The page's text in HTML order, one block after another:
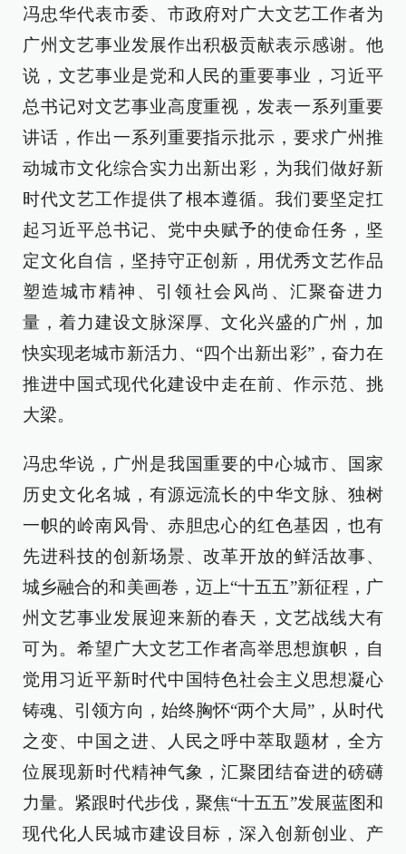
冯忠华代表市委、市政府对广大文艺工作者为
广州文艺事业发展作出积极贡献表示感谢。他
说，文艺事业是党和人民的重要事业，习近平
总书记对文艺事业高度重视，发表一系列重要
讲话，作出一系列重要指示批示，要求广州推
动城市文化综合实力出新出彩，为我们做好新
时代文艺工作提供了根本遵循。我们要坚定扛
起习近平总书记、党中央赋予的使命任务，坚
定文化自信，坚持守正创新，用优秀文艺作品
塑造城市精神、引领社会风尚、汇聚奋进力
量，着力建设文脉深厚、文化兴盛的广州，加
快实现老城市新活力、“四个出新出彩”，奋力在
推进中国式现代化建设中走在前、作示范、挑
大梁。
冯忠华说，广州是我国重要的中心城市、国家
历史文化名城，有源远流长的中华文脉、独树
一帜的岭南风骨、赤胆忠心的红色基因，也有
先进科技的创新场景、改革开放的鲜活故事、
城乡融合的和美画卷，迈上“十五五”新征程，广
州文艺事业发展迎来新的春天，文艺战线大有
可为。希望广大文艺工作者高举思想旗帜，自
觉用习近平新时代中国特色社会主义思想凝心
铸魂、引领方向，始终胸怀“两个大局”，从时代
之变、中国之进、人民之呼中萃取题材，全方
位展现新时代精神气象，汇聚团结奋进的磅礴
力量。紧跟时代步伐，聚焦“十五五”发展蓝图和
现代化人民城市建设目标，深入创新创业、产